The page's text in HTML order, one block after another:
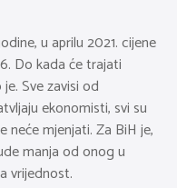
u aprilu 2021. cijene
Do kada će trajati
Sve zavisi od
ekonomisti, svi su
neće mjenjati. Za BiH je,
manja od onog u
vrijednost.